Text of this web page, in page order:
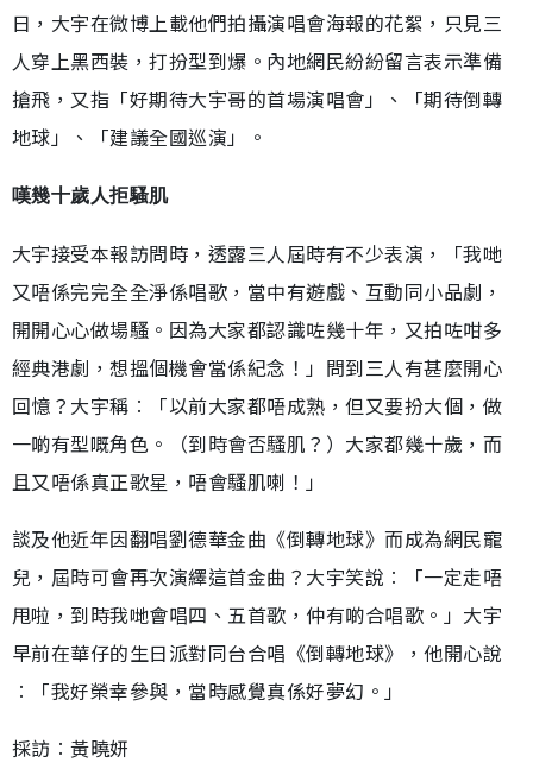
日，大宇在微博上載他們拍攝演唱會海報的花絮，只見三
人穿上黑西裝，打扮型到爆。內地網民紛紛留言表示準備
搶飛，又指「好期待大宇哥的首場演唱會」、「期待倒轉
地球」、「建議全國巡演」。
嘆幾十歲人拒騷肌
大宇接受本報訪問時，透露三人屆時有不少表演，「我哋
又唔係完完全全淨係唱歌，當中有遊戲、互動同小品劇，
開開心心做場騷。因為大家都認識咗幾十年，又拍咗咁多
經典港劇，想搵個機會當係紀念！」問到三人有甚麼開心
回憶？大宇稱︰「以前大家都唔成熟，但又要扮大個，做
一啲有型嘅角色。（到時會否騷肌？）大家都幾十歲，而
且又唔係真正歌星，唔會騷肌喇！」
談及他近年因翻唱劉德華金曲《倒轉地球》而成為網民寵
兒，屆時可會再次演繹這首金曲？大宇笑說︰「一定走唔
甩啦，到時我哋會唱四、五首歌，仲有啲合唱歌。」大宇
早前在華仔的生日派對同台合唱《倒轉地球》，他開心說
︰「我好榮幸參與，當時感覺真係好夢幻。」
採訪︰黃曉妍